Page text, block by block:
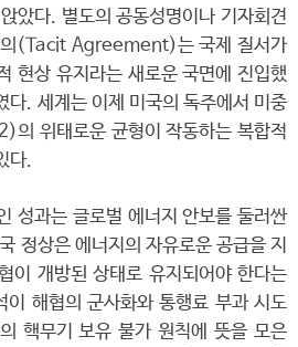
았다. 별도의 공동성명이나 기자회견
의(Tacit Agreement)는 국제 질서가
현상 유지라는 새로운 국면에 진입했
다. 세계는 이제 미국의 독주에서 미중
위태로운 균형이 작동하는 복합적
다.
성과는 글로벌 에너지 안보를 둘러싼
정상은 에너지의 자유로운 공급을 지
이 개방된 상태로 유지되어야 한다는
이 해협의 군사화와 통행료 부과 시도
핵무기 보유 불가 원칙에 뜻을 모은